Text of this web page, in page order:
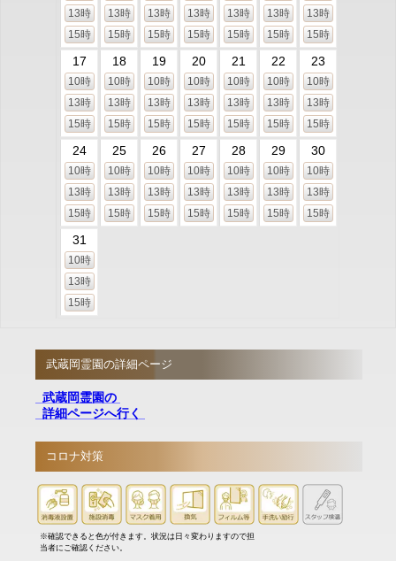
13時
15時
13時
15時
13時
15時
13時
15時
13時
15時
13時
15時
13時
15時
17
10時
13時
15時
18
10時
13時
15時
19
10時
13時
15時
20
10時
13時
15時
21
10時
13時
15時
22
10時
13時
15時
23
10時
13時
15時
24
10時
13時
15時
25
10時
13時
15時
26
10時
13時
15時
27
10時
13時
15時
28
10時
13時
15時
29
10時
13時
15時
30
10時
13時
15時
31
10時
13時
15時
武蔵岡霊園の詳細ページ
武蔵岡霊園の
詳細ページへ行く
コロナ対策
※確認できると色が付きます。状況は日々変わりますので担
当者にご確認ください。